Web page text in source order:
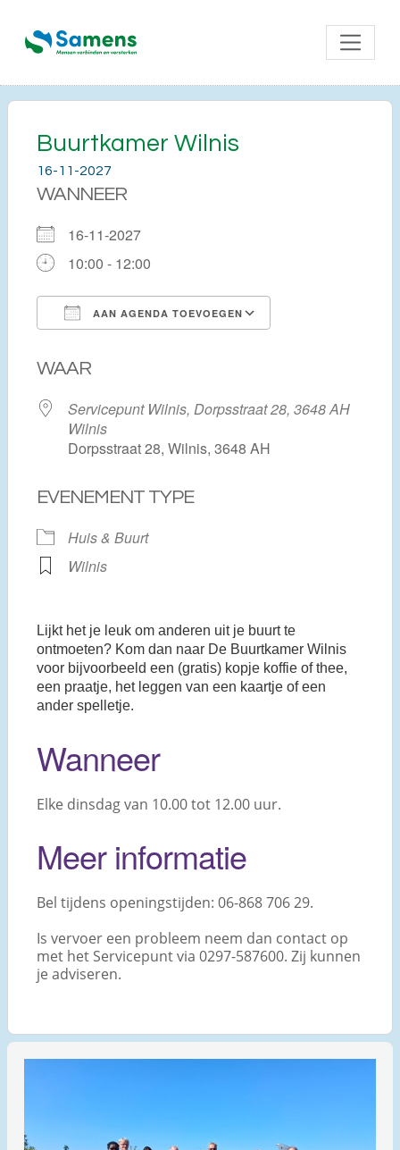
Buurtkamer Wilnis
16-11-2027
WANNEER
16-11-2027
10:00 - 12:00
AAN AGENDA TOEVOEGEN
WAAR
Servicepunt Wilnis, Dorpsstraat 28, 3648 AH
Wilnis
Dorpsstraat 28, Wilnis, 3648 AH
EVENEMENT TYPE
Huis & Buurt
Wilnis
Lijkt het je leuk om anderen uit je buurt te
ontmoeten? Kom dan naar De Buurtkamer Wilnis
voor bijvoorbeeld een (gratis) kopje koffie of thee,
een praatje, het leggen van een kaartje of een
ander spelletje.
Wanneer
Elke dinsdag van 10.00 tot 12.00 uur.
Meer informatie
Bel tijdens openingstijden: 06-868 706 29.
Is vervoer een probleem neem dan contact op
met het Servicepunt via 0297-587600. Zij kunnen
je adviseren.